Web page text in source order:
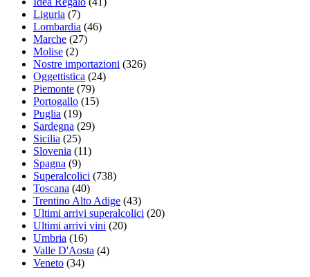
Liguria (7)
Lombardia (46)
Marche (27)
Molise (2)
Nostre importazioni (326)
Oggettistica (24)
Piemonte (79)
Portogallo (15)
Puglia (19)
Sardegna (29)
Sicilia (25)
Slovenia (11)
Spagna (9)
Superalcolici (738)
Toscana (40)
Trentino Alto Adige (43)
Ultimi arrivi superalcolici (20)
Ultimi arrivi vini (20)
Umbria (16)
Valle D'Aosta (4)
Veneto (34)